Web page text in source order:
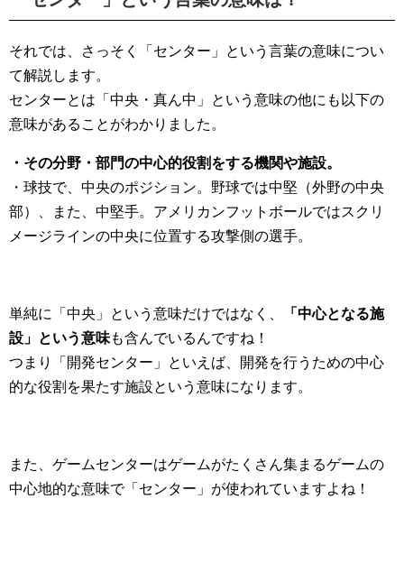
それでは、さっそく「センター」という言葉の意味につい
て解説します。
センターとは「中央・真ん中」という意味の他にも以下の
意味があることがわかりました。
・その分野・部門の中心的役割をする機関や施設。
・球技で、中央のポジション。野球では中堅（外野の中央
部）、また、中堅手。アメリカンフットボールではスクリ
メージラインの中央に位置する攻撃側の選手。
単純に「中央」という意味だけではなく、
「中心となる施
設」という意味も含んでいるんですね！
つまり「開発センター」といえば、開発を行うための中心
的な役割を果たす施設という意味になります。
また、ゲームセンターはゲームがたくさん集まるゲームの
中心地的な意味で「センター」が使われていますよね！